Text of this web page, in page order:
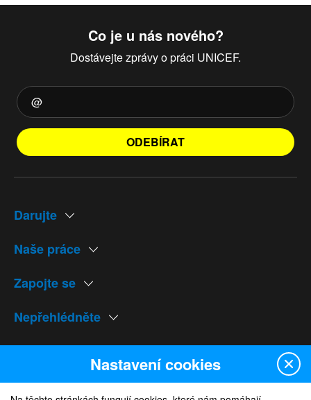
Co je u nás nového?
Dostávejte zprávy o práci UNICEF.
ODEBÍRAT
Darujte
Naše práce
Zapojte se
Nepřehlédněte
Naše weby
Nastavení cookies